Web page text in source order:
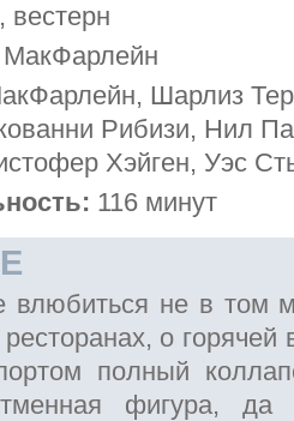
вестерн
Шарлиз
Рибизи, Нил
Хэйген, Уэс
116 минут
влюбиться не в том
о
полный
фигура,